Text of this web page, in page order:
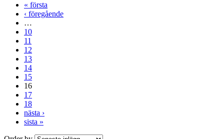
« första
‹ föregående
…
10
11
12
13
14
15
16
17
18
nästa ›
sista »